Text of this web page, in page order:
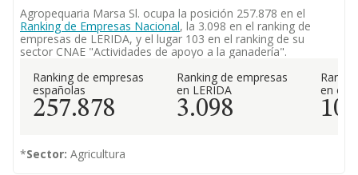
Agropequaria Marsa Sl. ocupa la posición 257.878 en el
Ranking de Empresas Nacional, la 3.098 en el ranking de
empresas de LERIDA, y el lugar 103 en el ranking de su
sector CNAE "Actividades de apoyo a la ganadería".
Ranking de empresas
españolas
257.878
Ranking de empresas
en LERIDA
3.098
en el
103
*Sector: Agricultura